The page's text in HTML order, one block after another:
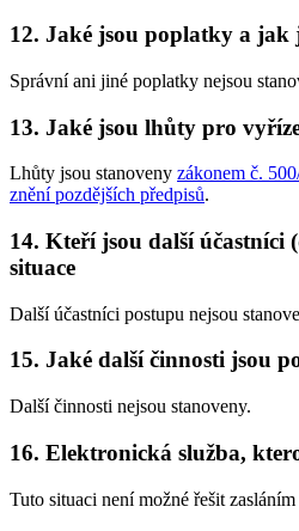
12. Jaké jsou poplatky a jak
Správní ani jiné poplatky nejsou
13. Jaké jsou lhůty pro
Lhůty jsou stanoveny zákonem č.
znění pozdějších předpisů.
14. Kteří jsou další účastníci
situace
Další účastníci postupu nejsou
15. Jaké další činnosti jsou
Další činnosti nejsou stanoveny.
16. Elektronická služba,
Tuto situaci není možné řešit